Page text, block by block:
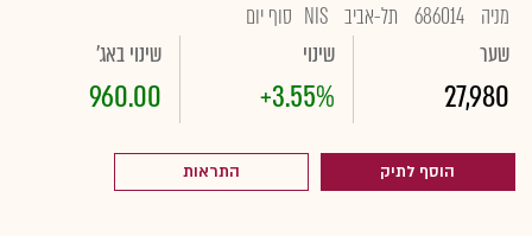
מניה 686014 תל-אביב NIS סוף יום
שער
27,980
שינוי
+3.55%
שינוי באג'
960.00
הוסף לתיק התראות